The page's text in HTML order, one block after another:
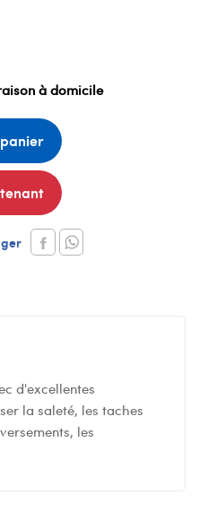
à domicile
d'excellentes
la saleté, les taches
les